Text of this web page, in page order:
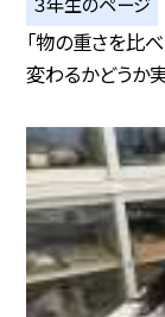
「物の重さを比
変わるかどうか